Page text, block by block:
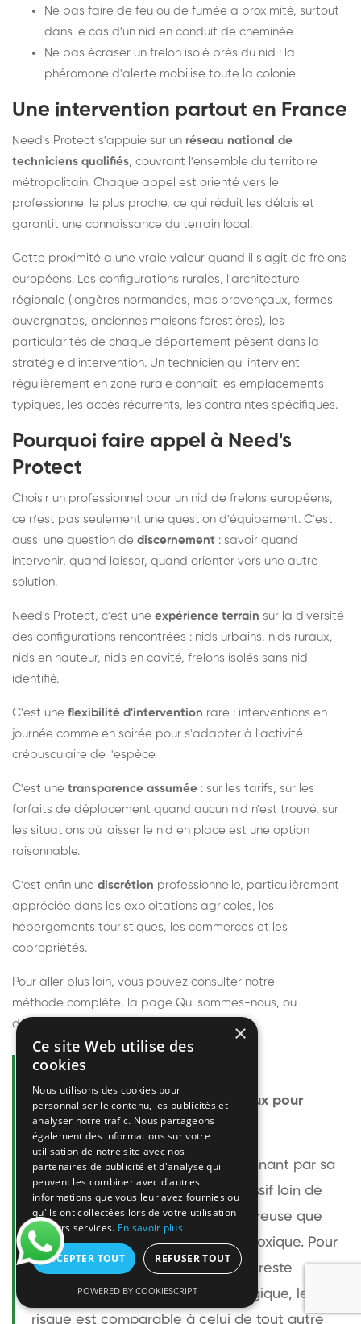
Ne pas faire de feu ou de fumée à proximité, surtout
dans le cas d'un nid en conduit de cheminée
Ne pas écraser un frelon isolé près du nid : la
phéromone d'alerte mobilise toute la colonie
Une intervention partout en France
Need's Protect s'appuie sur un réseau national de
techniciens qualifiés, couvrant l'ensemble du territoire
métropolitain. Chaque appel est orienté vers le
professionnel le plus proche, ce qui réduit les délais et
garantit une connaissance du terrain local.
Cette proximité a une vraie valeur quand il s'agit de frelons
européens. Les configurations rurales, l'architecture
régionale (longères normandes, mas provençaux, fermes
auvergnates, anciennes maisons forestières), les
particularités de chaque département pèsent dans la
stratégie d'intervention. Un technicien qui intervient
régulièrement en zone rurale connaît les emplacements
typiques, les accès récurrents, les contraintes spécifiques.
Pourquoi faire appel à Need's
Protect
Choisir un professionnel pour un nid de frelons européens,
ce n'est pas seulement une question d'équipement. C'est
aussi une question de discernement : savoir quand
intervenir, quand laisser, quand orienter vers une autre
solution.
Need's Protect, c'est une expérience terrain sur la diversité
des configurations rencontrées : nids urbains, nids ruraux,
nids en hauteur, nids en cavité, frelons isolés sans nid
identifié.
C'est une flexibilité d'intervention rare : interventions en
journée comme en soirée pour s'adapter à l'activité
crépusculaire de l'espèce.
C'est une transparence assumée : sur les tarifs, sur les
forfaits de déplacement quand aucun nid n'est trouvé, sur
les situations où laisser le nid en place est une option
raisonnable.
C'est enfin une discrétion professionnelle, particulièrement
appréciée dans les exploitations agricoles, les
hébergements touristiques, les commerces et les
copropriétés.
Pour aller plus loin, vous pouvez consulter notre
méthode complète, la page Qui sommes-nous, ou
découvrir
Questions fréquentes
Le frelon européen est-il dangereux pour
l'homme ?
Le frelon européen est impressionnant par sa
taille mais relativement peu agressif loin de
son nid. Sa piqûre est plus douloureuse que
celle d'une guêpe sans être plus toxique. Pour
une personne non allergique, elle reste
bénigne. Pour une personne allergique, le
risque est comparable à celui de tout autre
×
Ce site Web utilise des
cookies
Nous utilisons des cookies pour
personnaliser le contenu, les publicités et
analyser notre trafic. Nous partageons
également des informations sur votre
utilisation de notre site avec nos
partenaires de publicité et d'analyse qui
peuvent les combiner avec d'autres
informations que vous leur avez fournies ou
qu'ils ont collectées lors de votre utilisation
de leurs services. En savoir plus
ACCEPTER TOUT REFUSER TOUT
POWERED BY COOKIESCRIPT